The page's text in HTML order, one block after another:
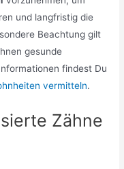
und langfristig die
Beachtung gilt
gesunde
findest Du
vermitteln.
Zähne